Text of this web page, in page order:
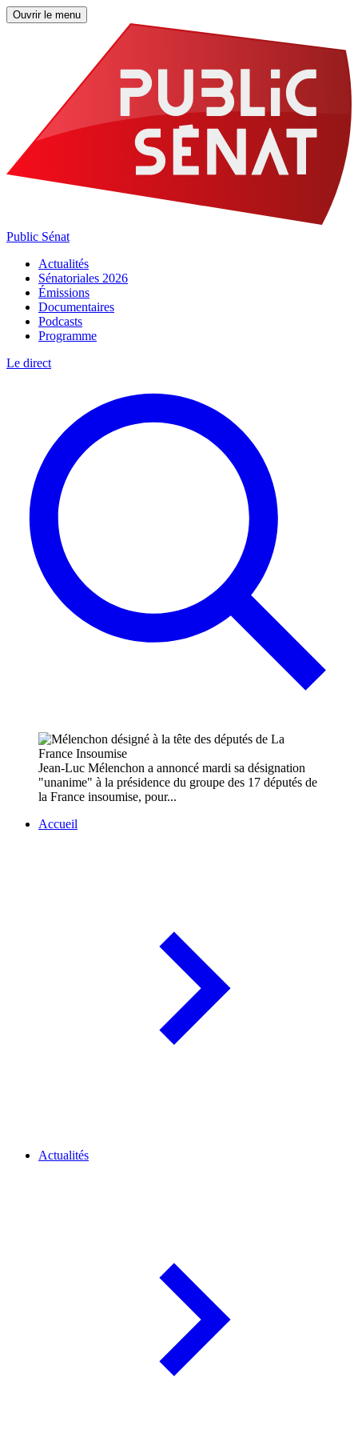
Ouvrir le menu
Public Sénat
Actualités
Sénatoriales 2026
Émissions
Documentaires
Podcasts
Programme
Le direct
Jean-Luc Mélenchon a annoncé mardi sa désignation
"unanime" à la présidence du groupe des 17 députés de
la France insoumise, pour...
Accueil
Actualités